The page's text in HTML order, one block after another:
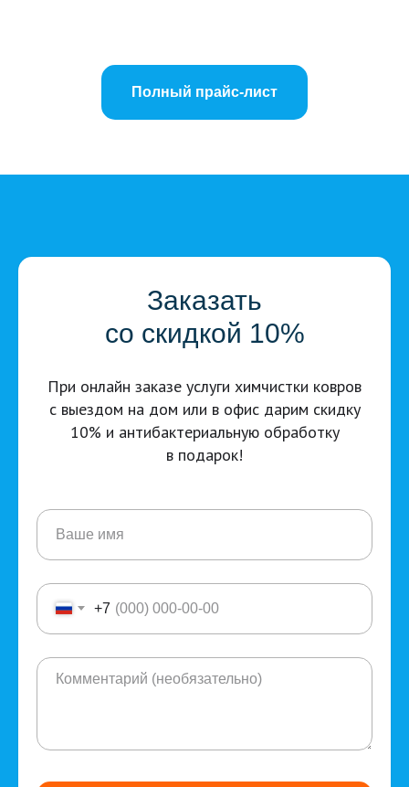
Полный прайс-лист
Заказать
со скидкой 10%
При онлайн заказе услуги химчистки ковров
с выездом на дом или в офис дарим скидку
10% и антибактериальную обработку
в подарок!
+7